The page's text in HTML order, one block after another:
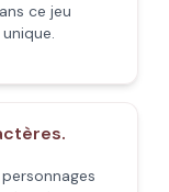
ce jeu